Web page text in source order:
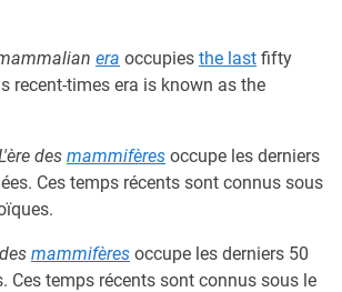
era occupies the last fifty
recent-times era is known as the
des mammifères occupe les derniers
Ces temps récents sont connus sous
des mammifères occupe les derniers 50
Ces temps récents sont connus sous le